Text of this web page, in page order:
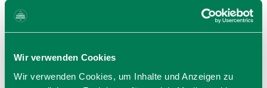
Wir verwenden Cookies
Wir verwenden Cookies, um Inhalte und Anzeigen zu